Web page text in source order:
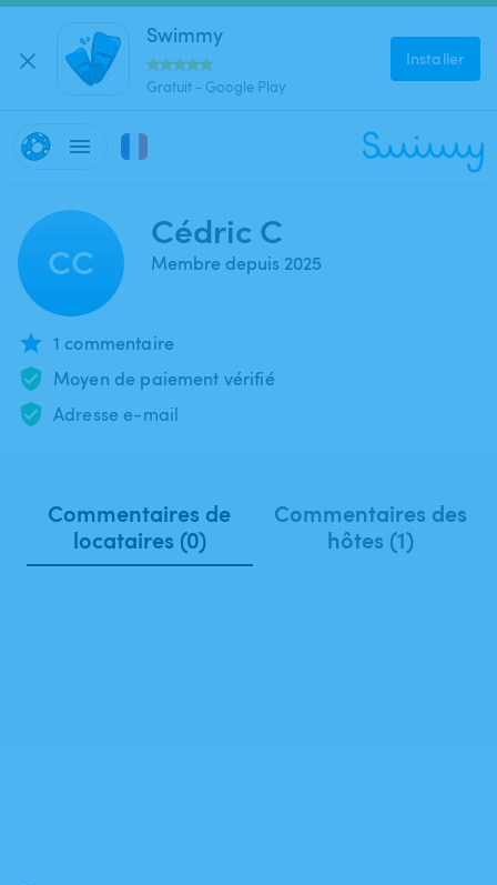
Swimmy
Gratuit - Google Play
Installer
CC
Cédric C
Membre depuis 2025
1 commentaire
Moyen de paiement vérifié
Adresse e-mail
Commentaires de
locataires (0)
Commentaires des
hôtes (1)